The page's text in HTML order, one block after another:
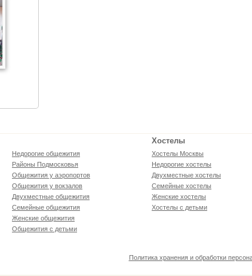
Недорогие общежития
Районы Подмосковья
Общежития у аэропортов
Общежития у вокзалов
Двухместные общежития
Семейные общежития
Женские общежития
Общежития с детьми
Хостелы
Хостелы Москвы
Недорогие хостелы
Двухместные хостелы
Семейные хостелы
Женские хостелы
Хостелы с детьми
Политика хранения и обработки